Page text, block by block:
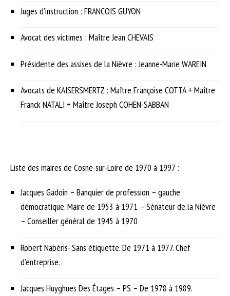
Juges d’instruction : FRANCOIS GUYON
Avocat des victimes : Maître Jean CHEVAIS
Présidente des assises de la Nièvre : Jeanne-Marie WAREIN
Avocats de KAISERSMERTZ : Maître Françoise COTTA + Maître
Franck NATALI + Maître Joseph COHEN-SABBAN
Liste des maires de Cosne-sur-Loire de 1970 à 1997 :
Jacques Gadoin – Banquier de profession – gauche
démocratique. Maire de 1953 à 1971 – Sénateur de la Nièvre
– Conseiller général de 1945 à 1970
Robert Nabéris- Sans étiquette. De 1971 à 1977. Chef
d’entreprise.
Jacques Huyghues Des Étages – PS – De 1978 à 1989.